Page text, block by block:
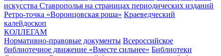
искусства Ставрополья на страницах периодических изданий
Ретро-точка «Воронцовская роща» Краеведческий
калейдоскоп
КОЛЛЕГАМ
Нормативно-правовые документы Всероссийское
библиотечное движение «Вместе сильнее» Библиотеки